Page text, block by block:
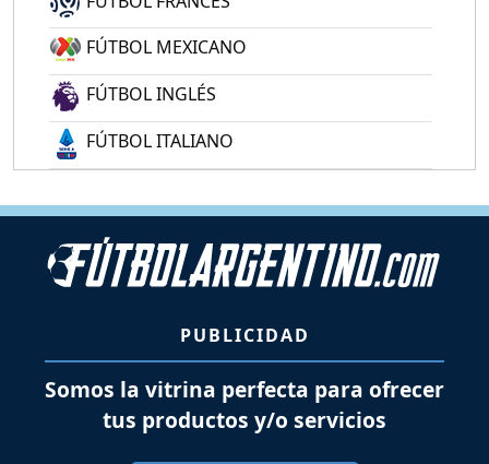
FÚTBOL MEXICANO
FÚTBOL INGLÉS
FÚTBOL ITALIANO
PUBLICIDAD
Somos la vitrina perfecta para ofrecer
tus productos y/o servicios